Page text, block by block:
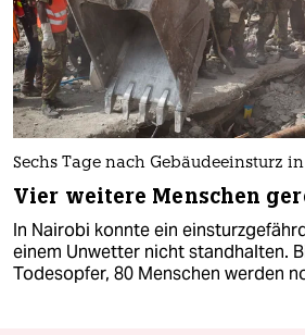
Sechs Tage nach Gebäudeeinsturz
Vier weitere Menschen
In Nairobi konnte ein
einem Unwetter nicht standhalten.
Todesopfer, 80 Menschen werden